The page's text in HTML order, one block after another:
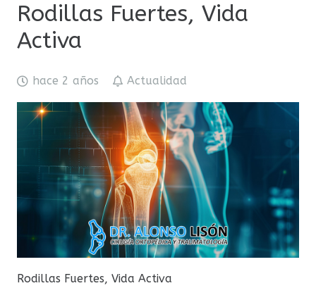
Rodillas Fuertes, Vida
Activa
hace 2 años Actualidad
Rodillas Fuertes, Vida Activa